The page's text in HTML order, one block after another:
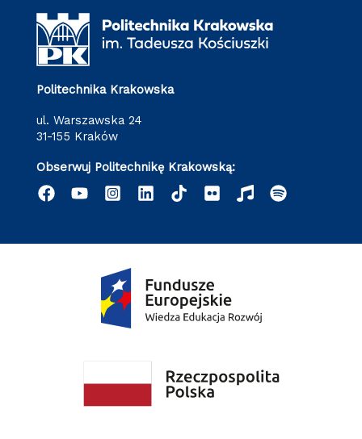
Politechnika Krakowska
ul. Warszawska 24
31-155 Kraków
Obserwuj Politechnikę Krakowską: